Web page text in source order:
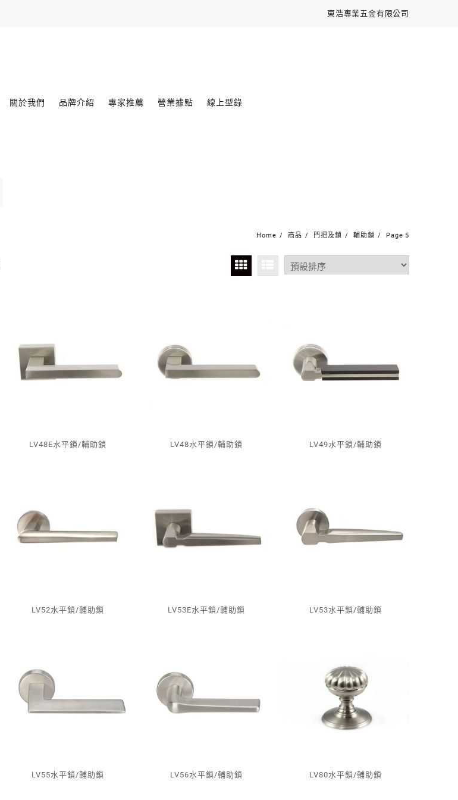
東浩專業五金有限公司
關於我們 品牌介紹 專家推薦 營業據點 線上型錄
Home 商品 門把及鎖 輔助鎖 Page 5
LV48E水平鎖/輔助鎖 LV48水平鎖/輔助鎖 LV49水平鎖/輔助鎖
LV52水平鎖/輔助鎖 LV53E水平鎖/輔助鎖 LV53水平鎖/輔助鎖
LV55水平鎖/輔助鎖 LV56水平鎖/輔助鎖 LV80水平鎖/輔助鎖